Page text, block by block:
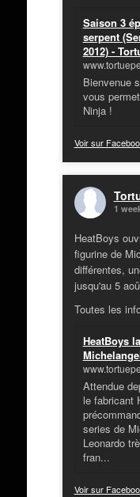
Saison 3
serpent
2012) -
Bienvenue
vous
Ninja !
Voir sur
1
HeatBoys
figurine de
différentes,
jusqu'au 5
Toutes les
HeatBoys
Attendue
le fabricant
series de
Leonardo
fran...
Voir sur